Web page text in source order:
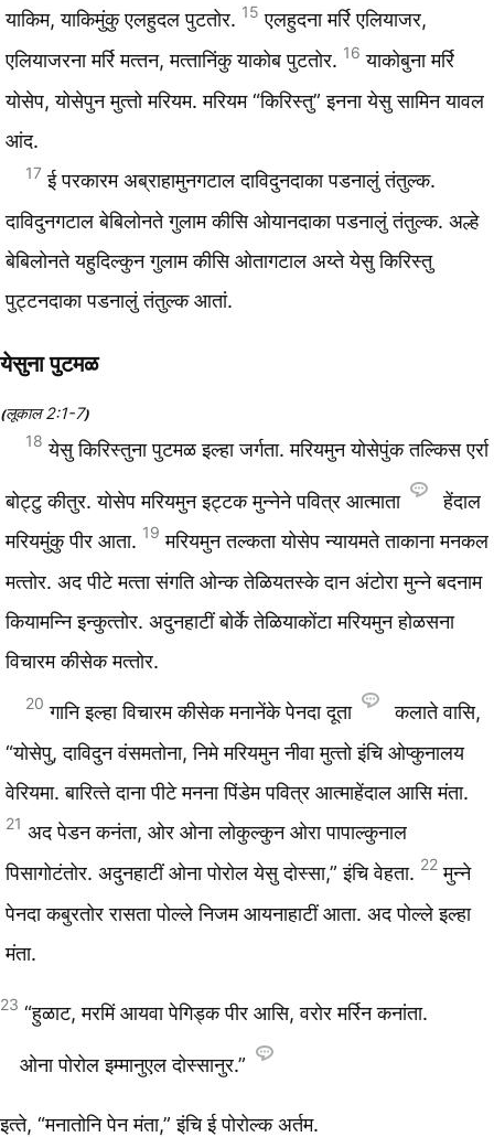
याकिम, याकिमुंकु एलहुदल पुटतोर. 15 एलहुदना मर्रि एलियाजर,
एलियाजरना मर्रि मत्‍तन, मत्‍तानिंकु याकोब पुटतोर. 16 याकोबुना मर्रि
योसेप, योसेपुन मुत्‍तो मरियम. मरियम “किरिस्‍तु” इनना येसु सामिन यावल
आंद.
17 ई परकारम अब्राहामुनगटाल दाविदुनदाका पडनालुं तंतुल्क.
दाविदुनगटाल बेबिलोनते गुलाम कीसि ओयानदाका पडनालुं तंतुल्क. अल्हे
बेबिलोनते यहुदिल्कुन गुलाम कीसि ओतागटाल अय्ते येसु किरिस्‍तु
पुट्‍टनदाका पडनालुं तंतुल्क आतां.
येसुना पुटमळ
(लूकाल 2:1-7)
18 येसु किरिस्‍तुना पुटमळ इल्‍हा जर्गता. मरियमुन योसेपुंक तल्किस एर्रा
बोट्‍टु कीतुर. योसेप मरियमुन इट्‍टक मुन्‍नेने पवित्र आत्माता
हेंदाल
मरियमुंकु पीर आता. 19 मरियमुन तल्कता योसेप न्‍यायमते ताकाना मनकल
मत्‍तोर. अद पीटे मत्‍ता संगति ओन्क तेळियतस्के दान अंटोरा मुन्‍ने बदनाम
कियामन्‍नि इन्कुत्‍तोर. अदुनहाटीं बोर्के तेळियाकोंटा मरियमुन होळसना
विचारम कीसेक मत्‍तोर.
20 गानि इल्‍हा विचारम कीसेक मनानेंके पेनदा दूता
कलाते वासि,
“योसेपु, दाविदुन वंसमतोना, निमे मरियमुन नीवा मुत्‍तो इंचि ओप्‍कुनालय
वेरियमा. बारित्‍ते दाना पीटे मनना पिंडेम पवित्र आत्माहेंदाल आसि मंता.
21 अद पेडन कनंता, ओर ओना लोकुल्‍कुन ओरा पापाल्कुनाल
पिसागोटंतोर. अदुनहाटीं ओना पोरोल येसु दोस्‍सा,” इंचि वेहता. 22 मुन्‍ने
पेनदा कबुरतोर रासता पोल्‍ले निजम आयनाहाटीं आता. अद पोल्‍ले इल्‍हा
मंता.
23 “हुळाट, मरमिं आयवा पेगिड्‍क पीर आसि, वरोर मर्रिन कनांता.
ओना पोरोल इम्मानुएल दोस्सानुर.”
इत्‍ते, “मनातोनि पेन मंता,” इंचि ई पोरोल्क अर्तम.